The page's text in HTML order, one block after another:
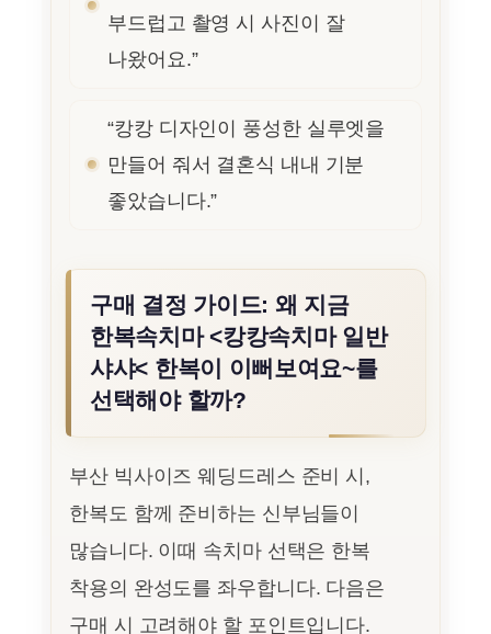
부드럽고 촬영 시 사진이 잘
나왔어요.”
“캉캉 디자인이 풍성한 실루엣을
만들어 줘서 결혼식 내내 기분
좋았습니다.”
구매 결정 가이드: 왜 지금
한복속치마 <캉캉속치마 일반
샤샤< 한복이 이뻐보여요~를
선택해야 할까?
부산 빅사이즈 웨딩드레스 준비 시,
한복도 함께 준비하는 신부님들이
많습니다. 이때 속치마 선택은 한복
착용의 완성도를 좌우합니다. 다음은
구매 시 고려해야 할 포인트입니다.